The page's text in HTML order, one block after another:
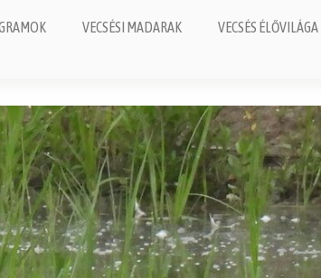
VECSÉSI MADARAK VECSÉS ÉLŐVILÁGA